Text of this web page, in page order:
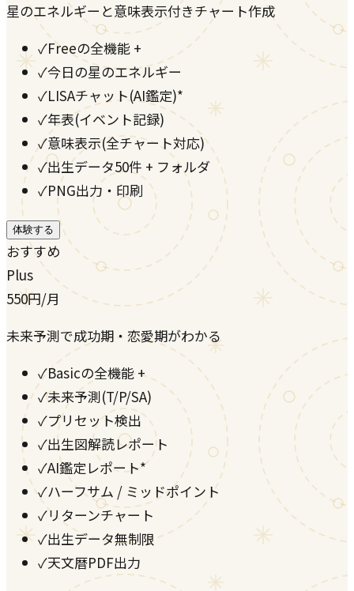
星のエネルギーと意味表示付きチャート作成
✓Freeの全機能 +
✓今日の星のエネルギー
✓LISAチャット(AI鑑定)*
✓年表(イベント記録)
✓意味表示(全チャート対応)
✓出生データ50件 + フォルダ
✓PNG出力・印刷
体験する
おすすめ
Plus
550円/月
未来予測で成功期・恋愛期がわかる
✓Basicの全機能 +
✓未来予測(T/P/SA)
✓プリセット検出
✓出生図解読レポート
✓AI鑑定レポート*
✓ハーフサム / ミッドポイント
✓リターンチャート
✓出生データ無制限
✓天文暦PDF出力